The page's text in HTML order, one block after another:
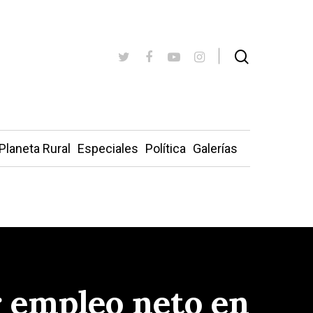
Rural Especiales Política Galerías
neto en